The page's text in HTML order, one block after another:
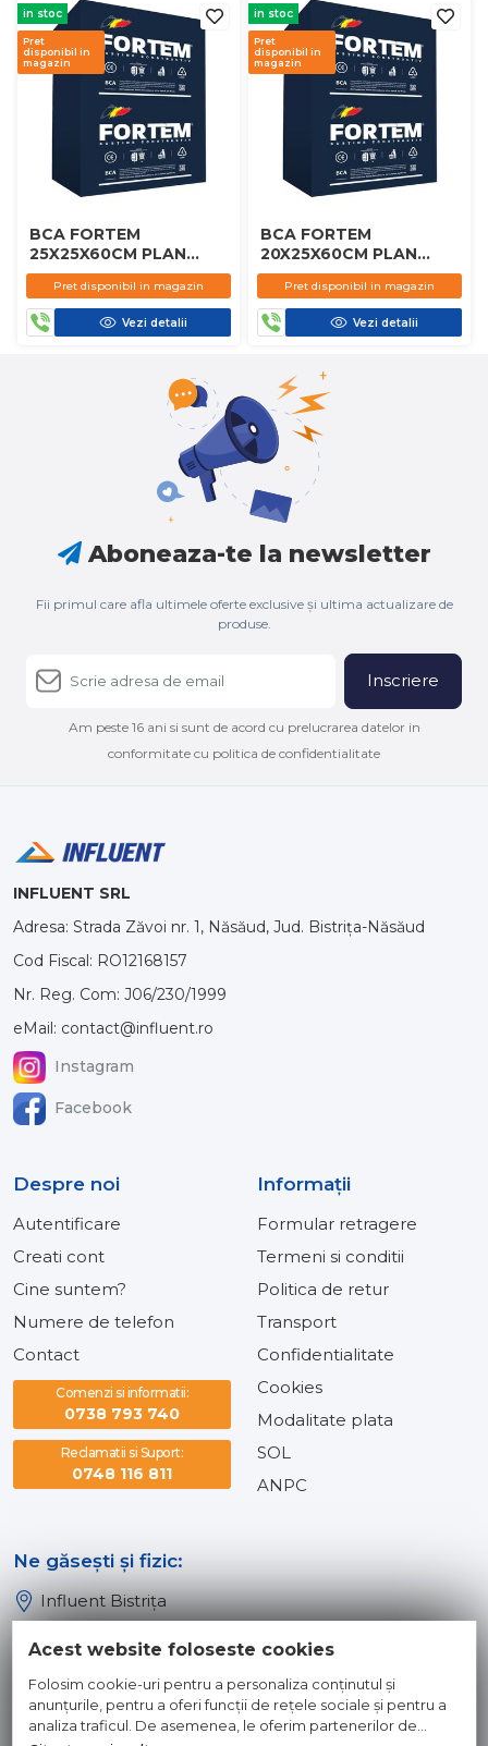
in stoc
Pret
disponibil in
magazin
BCA FORTEM
25X25X60CM PLAN
D450
Pret disponibil in magazin
Vezi detalii
in stoc
Pret
disponibil in
magazin
BCA FORTEM
20X25X60CM PLAN
D450
Pret disponibil in magazin
Vezi detalii
Aboneaza-te la newsletter
Fii primul care afla ultimele oferte exclusive și ultima actualizare de
produse.
Inscriere
Am peste 16 ani si sunt de acord cu prelucrarea datelor in
conformitate cu politica de confidentialitate
INFLUENT SRL
Adresa: Strada Zăvoi nr. 1, Năsăud, Jud. Bistrița-Năsăud
Cod Fiscal: RO12168157
Nr. Reg. Com: J06/230/1999
eMail: contact@influent.ro
Instagram
Facebook
Despre noi
Autentificare
Creati cont
Cine suntem?
Numere de telefon
Contact
Comenzi si informatii:
0738 793 740
Reclamatii si Suport:
0748 116 811
Informaţii
Formular retragere
Termeni si conditii
Politica de retur
Transport
Confidentialitate
Cookies
Modalitate plata
SOL
ANPC
Ne găsești și fizic:
Influent Bistrița
Influent Dej
Acest website foloseste cookies
Folosim cookie-uri pentru a personaliza conținutul și
anunțurile, pentru a oferi funcții de rețele sociale și pentru a
analiza traficul. De asemenea, le oferim partenerilor de